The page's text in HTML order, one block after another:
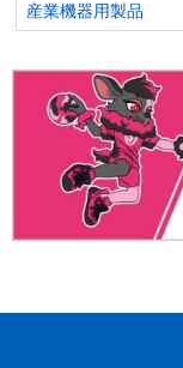
産業機器用製品